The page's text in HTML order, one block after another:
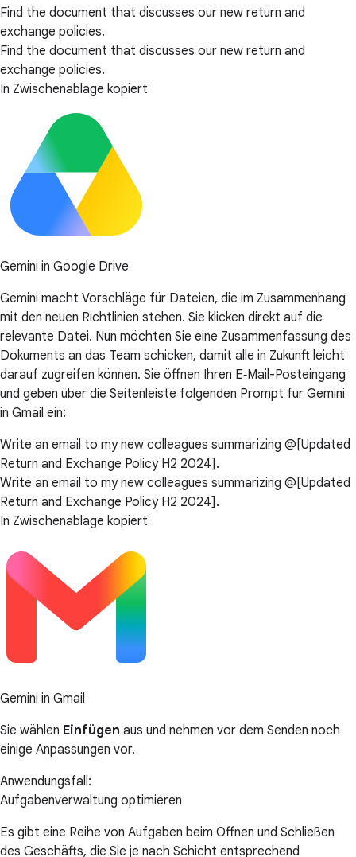
Find the document that discusses our new return and
exchange policies.
Find the document that discusses our new return and
exchange policies.
In Zwischenablage kopiert
Gemini in Google Drive
Gemini macht Vorschläge für Dateien, die im Zusammenhang
mit den neuen Richtlinien stehen. Sie klicken direkt auf die
relevante Datei. Nun möchten Sie eine Zusammenfassung des
Dokuments an das Team schicken, damit alle in Zukunft leicht
darauf zugreifen können. Sie öffnen Ihren E‑Mail-Posteingang
und geben über die Seitenleiste folgenden Prompt für Gemini
in Gmail ein:
Write an email to my new colleagues summarizing @[Updated
Return and Exchange Policy H2 2024].
Write an email to my new colleagues summarizing @[Updated
Return and Exchange Policy H2 2024].
In Zwischenablage kopiert
Gemini in Gmail
Sie wählen Einfügen aus und nehmen vor dem Senden noch
einige Anpassungen vor.
Anwendungsfall:
Aufgabenverwaltung optimieren
Es gibt eine Reihe von Aufgaben beim Öffnen und Schließen
des Geschäfts, die Sie je nach Schicht entsprechend